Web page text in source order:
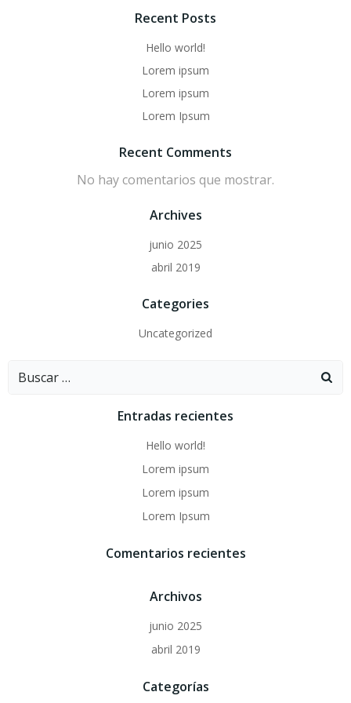
Recent Posts
Hello world!
Lorem ipsum
Lorem ipsum
Lorem Ipsum
Recent Comments
No hay comentarios que mostrar.
Archives
junio 2025
abril 2019
Categories
Uncategorized
Buscar:
Entradas recientes
Hello world!
Lorem ipsum
Lorem ipsum
Lorem Ipsum
Comentarios recientes
Archivos
junio 2025
abril 2019
Categorías